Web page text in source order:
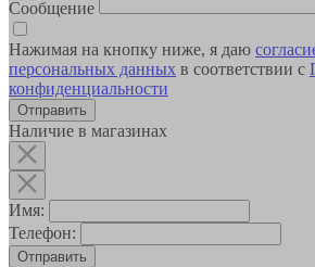
Сообщение
Нажимая на кнопку ниже, я даю
персональных данных в соответствии с
конфиденциальности
Наличие в магазинах
Имя:
Телефон:
Отправить